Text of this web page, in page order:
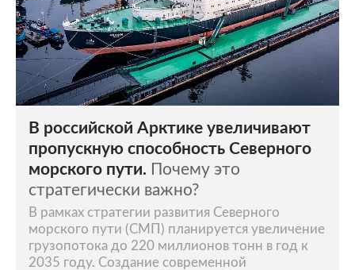
В российской Арктике увеличивают
пропускную способность Северного
морского пути. Почему это
стратегически важно?
В рамках стратегии развития Северного
морского пути (СМП) планируется увеличение
грузопотока до 220 миллионов тонн в год к
2035 году. Создание современной